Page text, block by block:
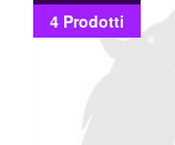
4 Prodotti